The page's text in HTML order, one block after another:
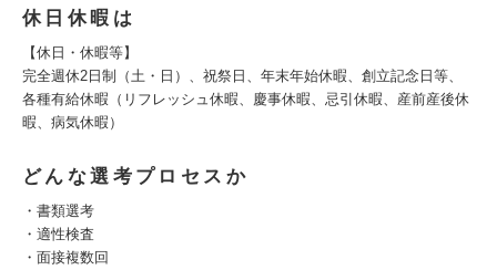
休日休暇は
【休日・休暇等】
完全週休2日制（土・日）、祝祭日、年末年始休暇、創立記念日等、
各種有給休暇（リフレッシュ休暇、慶事休暇、忌引休暇、産前産後休
暇、病気休暇）
どんな選考プロセスか
・書類選考
・適性検査
・面接複数回